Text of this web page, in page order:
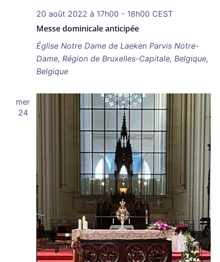
Messe dominicale anticipée
20 août 2022 à 17h00 - 18h00 CEST
Église Notre Dame de Laeken Parvis Notre-
Dame, Région de Bruxelles-Capitale, Belgique,
Belgique
mer
24